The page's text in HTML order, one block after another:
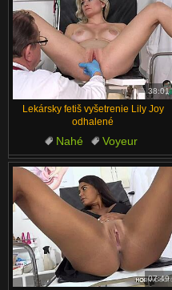
38:01
Lekársky fetiš vyšetrenie Lily Joy
odhalené
Nahé
Voyeur
Gynekologické prehliadky
Fetiš
Vyšetrenie
07:49